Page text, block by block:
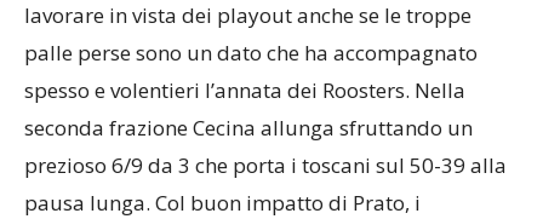
lavorare in vista dei playout anche se le troppe
palle perse sono un dato che ha accompagnato
spesso e volentieri l’annata dei Roosters. Nella
seconda frazione Cecina allunga sfruttando un
prezioso 6/9 da 3 che porta i toscani sul 50-39 alla
pausa lunga. Col buon impatto di Prato, i